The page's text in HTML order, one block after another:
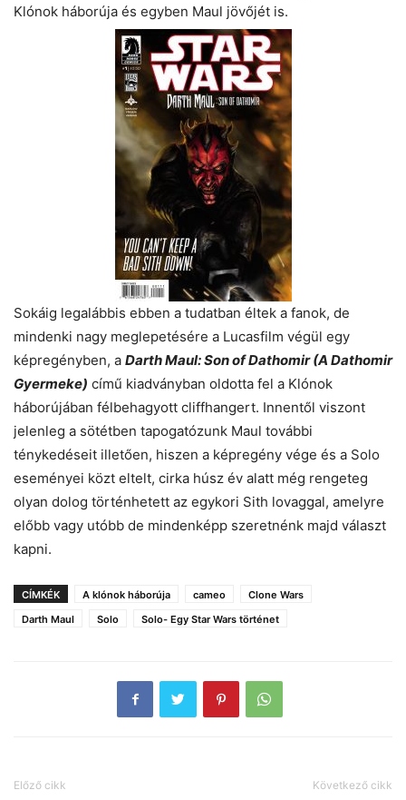
Klónok háborúja és egyben Maul jövőjét is.
Sokáig legalábbis ebben a tudatban éltek a fanok, de
mindenki nagy meglepetésére a Lucasfilm végül egy
képregényben, a Darth Maul: Son of Dathomir (A Dathomir
Gyermeke) című kiadványban oldotta fel a Klónok
háborújában félbehagyott cliffhangert. Innentől viszont
jelenleg a sötétben tapogatózunk Maul további
ténykedéseit illetően, hiszen a képregény vége és a Solo
eseményei közt eltelt, cirka húsz év alatt még rengeteg
olyan dolog történhetett az egykori Sith lovaggal, amelyre
előbb vagy utóbb de mindenképp szeretnénk majd választ
kapni.
CÍMKÉK A klónok háborúja cameo
Clone Wars
Darth Maul
Solo Solo- Egy Star Wars történet
Előző cikk Következő cikk